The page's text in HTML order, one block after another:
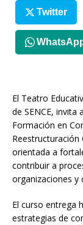
Twitter
El Teatro
de SENCE,
Formación en
Reestructuración
orientada a
contribuir a
organizaciones y
El curso entrega
estrategias de